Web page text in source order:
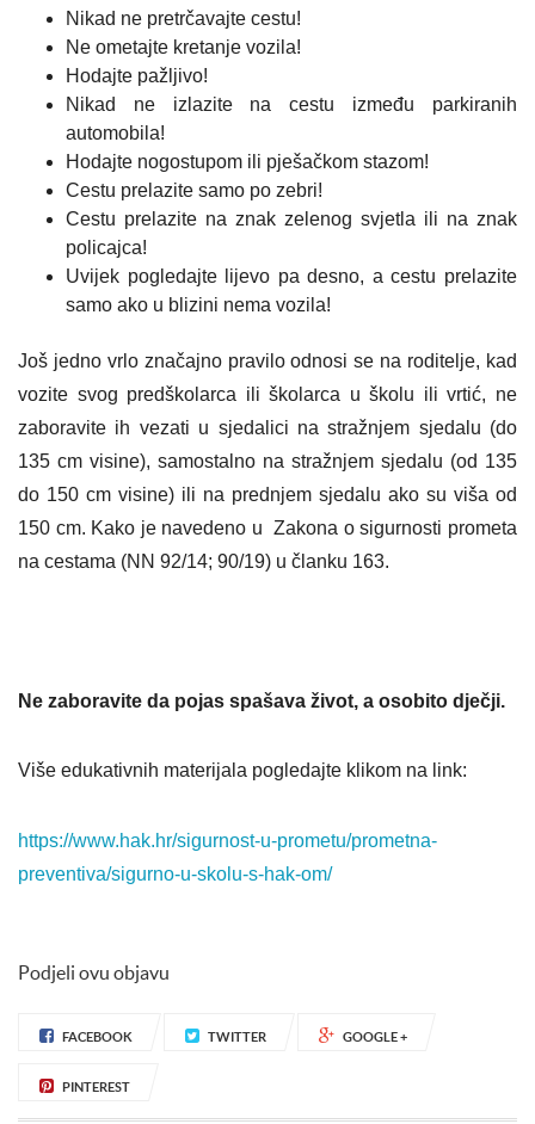
Nikad ne pretrčavajte cestu!
Ne ometajte kretanje vozila!
Hodajte pažljivo!
Nikad ne izlazite na cestu između parkiranih
automobila!
Hodajte nogostupom ili pješačkom stazom!
Cestu prelazite samo po zebri!
Cestu prelazite na znak zelenog svjetla ili na znak
policajca!
Uvijek pogledajte lijevo pa desno, a cestu prelazite
samo ako u blizini nema vozila!
Još jedno vrlo značajno pravilo odnosi se na roditelje, kad
vozite svog predškolarca ili školarca u školu ili vrtić, ne
zaboravite ih vezati u sjedalici na stražnjem sjedalu (do
135 cm visine), samostalno na stražnjem sjedalu (od 135
do 150 cm visine) ili na prednjem sjedalu ako su viša od
150 cm. Kako je navedeno u Zakona o sigurnosti prometa
na cestama (NN 92/14; 90/19) u članku 163.
Ne zaboravite da pojas spašava život, a osobito dječji.
Više edukativnih materijala pogledajte klikom na link:
https://www.hak.hr/sigurnost-u-prometu/prometna-
preventiva/sigurno-u-skolu-s-hak-om/
Podjeli ovu objavu
FACEBOOK TWITTER GOOGLE +
PINTEREST